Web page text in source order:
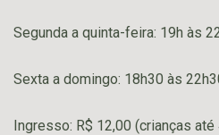
Segunda a quinta-feira: 19h às
Sexta a domingo: 18h30 às
Ingresso: R$ 12,00 (crianças